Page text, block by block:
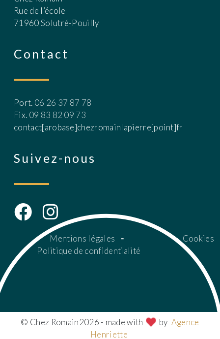
Rue de l’école
71960Solutré-Pouilly
Contact
Port. 06 26 37 87 78
Fix. 09 83 82 09 73
contact[arobase]chezromainlapierre[point]fr
Suivez-nous
Mentions légales
Politique de confidentialité
- Cookies
© Chez Romain2026 - made with by Agence
Henriette